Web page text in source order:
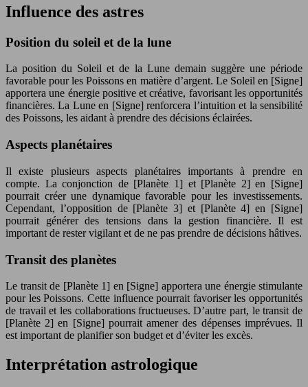
Influence des astres
Position du soleil et de la lune
La position du Soleil et de la Lune demain suggère une période
favorable pour les Poissons en matière d’argent. Le Soleil en [Signe]
apportera une énergie positive et créative, favorisant les opportunités
financières. La Lune en [Signe] renforcera l’intuition et la sensibilité
des Poissons, les aidant à prendre des décisions éclairées.
Aspects planétaires
Il existe plusieurs aspects planétaires importants à prendre en
compte. La conjonction de [Planète 1] et [Planète 2] en [Signe]
pourrait créer une dynamique favorable pour les investissements.
Cependant, l’opposition de [Planète 3] et [Planète 4] en [Signe]
pourrait générer des tensions dans la gestion financière. Il est
important de rester vigilant et de ne pas prendre de décisions hâtives.
Transit des planètes
Le transit de [Planète 1] en [Signe] apportera une énergie stimulante
pour les Poissons. Cette influence pourrait favoriser les opportunités
de travail et les collaborations fructueuses. D’autre part, le transit de
[Planète 2] en [Signe] pourrait amener des dépenses imprévues. Il
est important de planifier son budget et d’éviter les excès.
Interprétation astrologique